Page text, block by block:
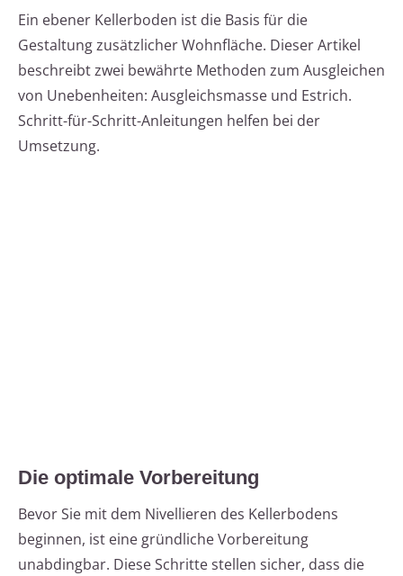
Ein ebener Kellerboden ist die Basis für die
Gestaltung zusätzlicher Wohnfläche. Dieser Artikel
beschreibt zwei bewährte Methoden zum Ausgleichen
von Unebenheiten: Ausgleichsmasse und Estrich.
Schritt-für-Schritt-Anleitungen helfen bei der
Umsetzung.
Die optimale Vorbereitung
Bevor Sie mit dem Nivellieren des Kellerbodens
beginnen, ist eine gründliche Vorbereitung
unabdingbar. Diese Schritte stellen sicher, dass die